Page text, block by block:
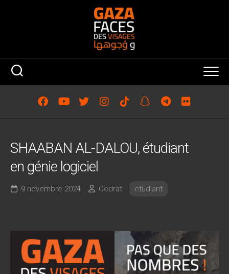
SHAABAN AL-DALOU, étudiant
en génie logiciel
9 novembre 2024 Cedrat étudiant